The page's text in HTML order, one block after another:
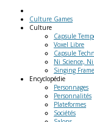
Culture Games
Culture
Capsule
Voxel Libre
Capsule
Ni Science,
Singing
Encyclopédie
Personnages
Personnalités
Plateformes
Sociétés